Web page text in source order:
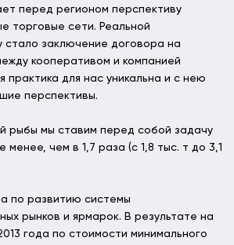
перед регионом перспективу
торговые сети. Реальной
стало заключение договора на
кооперативом и компанией
практика для нас уникальна и с нею
перспективы.
рыбы мы ставим перед собой задачу
менее, чем в 1,7 раза (с 1,8 тыс. т до 3,1
по развитию системы
рынков и ярмарок. В результате на
года по стоимости минимального